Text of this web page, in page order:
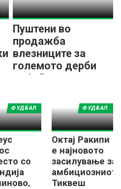
Пуштени во
продажба
влезниците за
големото дерби
меѓу Вардар и
со
ФУДБАЛ
Октај Ракипи
е најновото
засилување за
амбициозниот
Тиквеш
ФУДБАЛ